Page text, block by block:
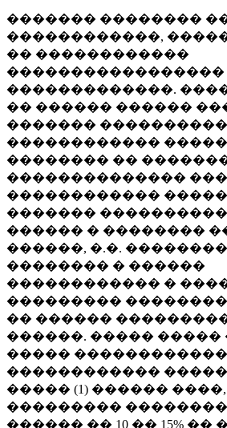
������� ��������
������������,
�� ������������
�����������������
�������������.
�� ������ ������
�������
������������
�������� ��
��������������
������������
�������
������ � ��������
������, �.�.
�������� � ������
������������ �
���������
�� ������
������. ����� �����
�����
������������
����� (1) ������ ����,
���������
������ �� 10 �� 15% ��